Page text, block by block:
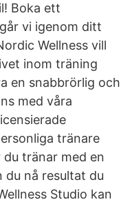
Boka ett
vi igenom ditt
Wellness vill
inom träning
en snabbrörlig och
med våra
tränare
tränar med en
du nå resultat du
Studio kan